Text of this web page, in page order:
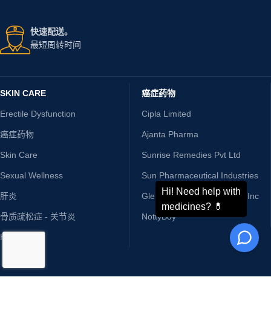
快速发货。
准时送达，次次如此
24/7 支持。
多种付款方式。
电汇，信用证
快速配送。